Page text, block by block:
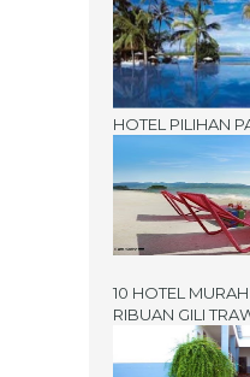
HOTEL PILIHAN
10 HOTEL
RIBUAN GILI